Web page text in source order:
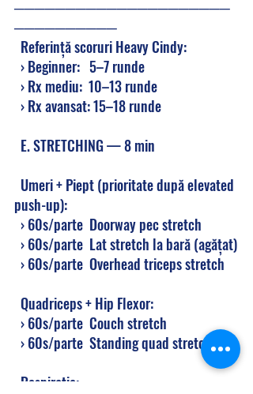
─────────────────────
──────────
  Referință scoruri Heavy Cindy:
  › Beginner:   5–7 runde
  › Rx mediu:  10–13 runde
  › Rx avansat: 15–18 runde
  E. STRETCHING — 8 min
push-up):
  › 60s/parte  Doorway pec stretch
  › 60s/parte  Lat stretch la bară (agățat)
  › 60s/parte  Overhead triceps stretch
  Quadriceps + Hip Flexor:
  › 60s/parte  Couch stretch
  › 60s/parte  Standing quad stretch
  Respirație: